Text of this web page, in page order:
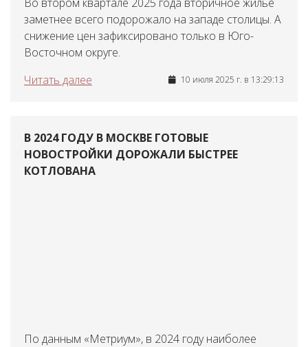
заметнее всего подорожало на западе столицы. А
снижение цен зафиксировано только в Юго-
Восточном округе.
Читать далее
10 июля 2025 г. в 13:29:13
В 2024 ГОДУ В МОСКВЕ ГОТОВЫЕ
НОВОСТРОЙКИ ДОРОЖАЛИ БЫСТРЕЕ
КОТЛОВАНА
По данным «Метриум», в 2024 году наиболее